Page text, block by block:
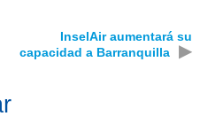
InselAir aumentará su
capacidad a Barranquilla
▶